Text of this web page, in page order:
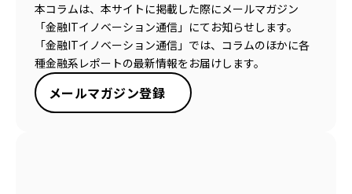
本コラムは、本サイトに掲載した際にメールマガジン
「金融ITイノベーション通信」にてお知らせします。
「金融ITイノベーション通信」では、コラムのほかに各
種金融系レポートの最新情報をお届けします。
メールマガジン登録